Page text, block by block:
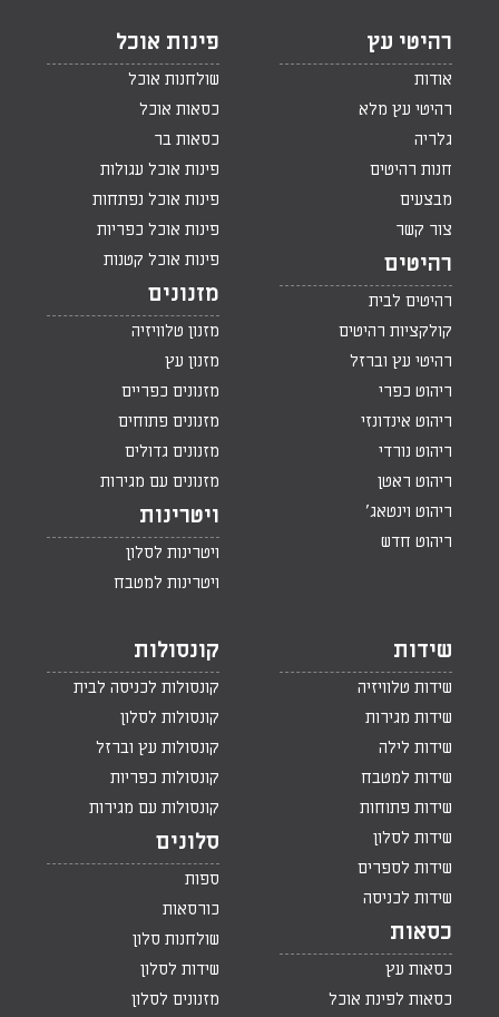
רהיטי עץ
אודות
רהיטי עץ מלא
גלריה
חנות רהיטים
מבצעים
צור קשר
רהיטים
רהיטים לבית
קולקציות רהיטים
רהיטי עץ וברזל
ריהוט כפרי
ריהוט אינדונזי
ריהוט נורדי
ריהוט ראטן
ריהוט וינטאג'
ריהוט חדש
פינות אוכל
שולחנות אוכל
כסאות אוכל
כסאות בר
פינות אוכל עגולות
פינות אוכל נפתחות
פינות אוכל כפריות
פינות אוכל קטנות
מזנונים
מזנון טלוויזיה
מזנון עץ
מזנונים כפריים
מזנונים פתוחים
מזנונים גדולים
מזנונים עם מגירות
ויטרינות
ויטרינות לסלון
ויטרינות למטבח
שידות
שידות טלוויזיה
שידות מגירות
שידות לילה
שידות למטבח
שידות פתוחות
שידות לסלון
שידות לספרים
שידות לכניסה
כסאות
כסאות עץ
כסאות לפינת אוכל
קונסולות
קונסולות לכניסה לבית
קונסולות לסלון
קונסולות עץ וברזל
קונסולות כפריות
קונסולות עם מגירות
סלונים
ספות
כורסאות
שולחנות סלון
שידות לסלון
מזנונים לסלון